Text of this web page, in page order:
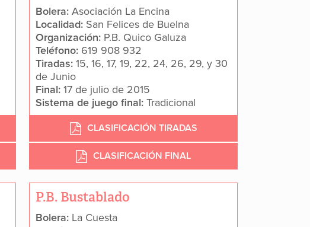
Bolera: Asociación La Encina
Localidad: San Felices de Buelna
Organización: P.B. Quico Galuza
Teléfono: 619 908 932
Tiradas: 15, 16, 17, 19, 22, 24, 26, 29, y 30
de Junio
Final: 17 de julio de 2015
Sistema de juego final: Tradicional
CLASIFICACIÓN TIRADAS
CLASIFICACIÓN FINAL
P.B. Bustablado
Bolera: La Cuesta